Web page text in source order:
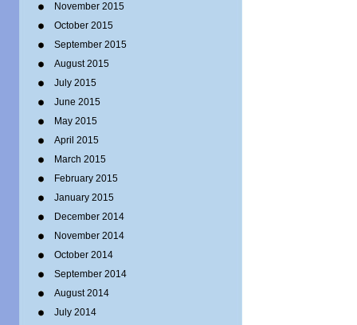
November 2015
October 2015
September 2015
August 2015
July 2015
June 2015
May 2015
April 2015
March 2015
February 2015
January 2015
December 2014
November 2014
October 2014
September 2014
August 2014
July 2014